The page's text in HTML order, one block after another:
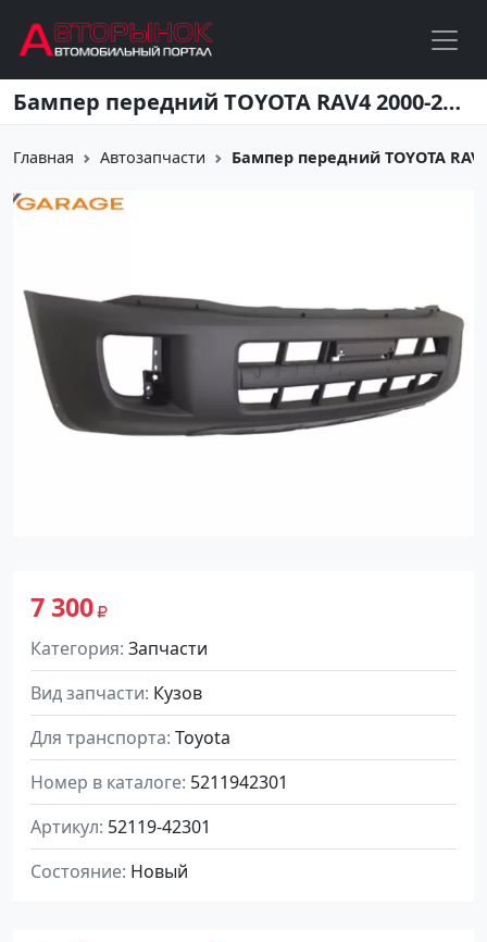
Перейти к основному содержанию Бампер передний TOYOTA RAV4 2000-2003 (5211942301) Краснодар
Главная Автозапчасти Бампер передний TOYOTA
7 300
Категория Запчасти
Вид запчасти Кузов
Для транспорта Toyota
Номер в каталоге 5211942301
Артикул 52119-42301
Состояние Новый